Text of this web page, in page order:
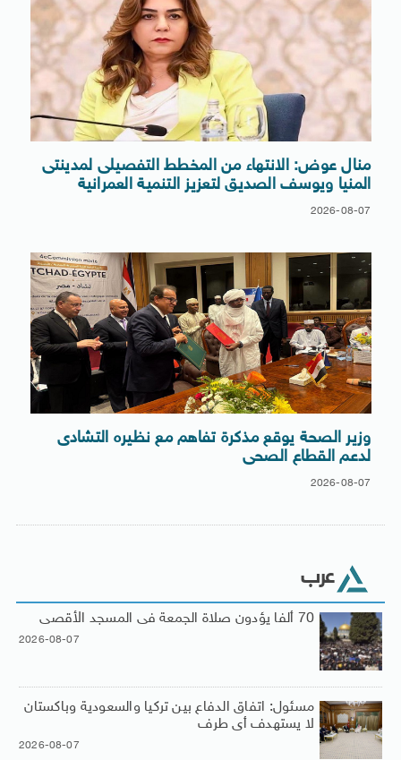
منال عوض: الانتهاء من المخطط التفصيلى لمدينتى
المنيا ويوسف الصديق لتعزيز التنمية العمرانية
2026-08-07
وزير الصحة يوقع مذكرة تفاهم مع نظيره التشادى
لدعم القطاع الصحى
2026-08-07
عرب
70 ألفا يؤدون صلاة الجمعة فى المسجد الأقصى
2026-08-07
مسئول: اتفاق الدفاع بين تركيا والسعودية وباكستان
لا يستهدف أى طرف
2026-08-07